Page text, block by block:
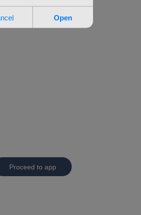
Proceed to app